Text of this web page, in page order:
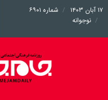
۱۷ آبان ۱۴۰۳
شماره ۶۹۰۱
نوجوانه